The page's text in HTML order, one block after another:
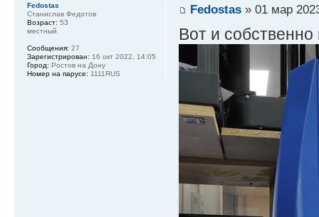
Fedostas» 01 мар
Вот и
Fedostas
Станислав Федотов
Возраст: 53
местный
Сообщения: 27
Зарегистрирован: 16 окт 2022, 14:05
Город: Ростов на Дону
Номер на парусе: 1111RUS